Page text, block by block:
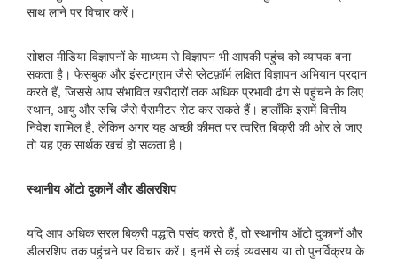
साथ लाने पर विचार करें।
सोशल मीडिया विज्ञापनों के माध्यम से विज्ञापन भी आपकी पहुंच को व्यापक बना
सकता है। फेसबुक और इंस्टाग्राम जैसे प्लेटफ़ॉर्म लक्षित विज्ञापन अभियान प्रदान
करते हैं, जिससे आप संभावित खरीदारों तक अधिक प्रभावी ढंग से पहुंचने के लिए
स्थान, आयु और रुचि जैसे पैरामीटर सेट कर सकते हैं। हालाँकि इसमें वित्तीय
निवेश शामिल है, लेकिन अगर यह अच्छी कीमत पर त्वरित बिक्री की ओर ले जाए
तो यह एक सार्थक खर्च हो सकता है।
स्थानीय ऑटो दुकानें और डीलरशिप
यदि आप अधिक सरल बिक्री पद्धति पसंद करते हैं, तो स्थानीय ऑटो दुकानों और
डीलरशिप तक पहुंचने पर विचार करें। इनमें से कई व्यवसाय या तो पुनर्विक्रय के